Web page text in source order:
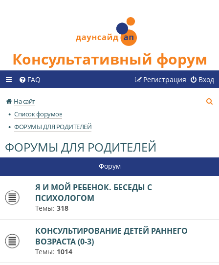
Консультативный форум
FAQ Вход
Регистрация
На сайт
Список форумов
ФОРУМЫ ДЛЯ РОДИТЕЛЕЙ
ФОРУМЫ ДЛЯ РОДИТЕЛЕЙ
Форум
Я И МОЙ РЕБЕНОК. БЕСЕДЫ С
ПСИХОЛОГОМ
Темы: 318
КОНСУЛЬТИРОВАНИЕ ДЕТЕЙ РАННЕГО
ВОЗРАСТА (0-3)
Темы: 1014